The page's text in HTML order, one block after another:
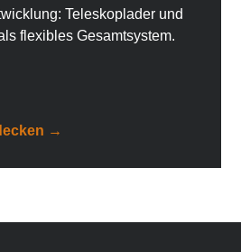
Teleskoplader und
flexibles Gesamtsystem.
→